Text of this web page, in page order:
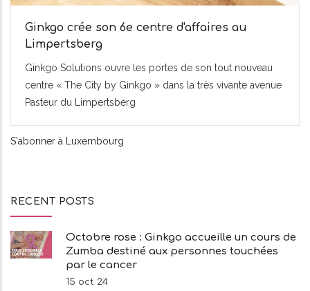
Ginkgo crée son 6e centre d'affaires au
Limpertsberg
Ginkgo Solutions ouvre les portes de son tout nouveau
centre « The City by Ginkgo » dans la très vivante avenue
Pasteur du Limpertsberg
S'abonner à Luxembourg
RECENT POSTS
Octobre rose : Ginkgo accueille un cours de
Zumba destiné aux personnes touchées
par le cancer
15 oct 24